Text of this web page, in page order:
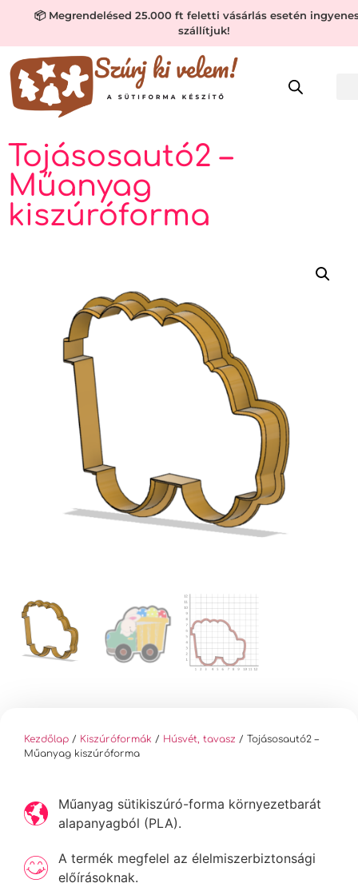
📦 Megrendelésed 25.000 ft feletti vásárlás esetén
szállítjuk!
Tojásosautó2 –
Műanyag
kiszúróforma
Kezdőlap / Kiszúróformák / Húsvét, tavasz / Tojásosautó2 –
Műanyag kiszúróforma
Műanyag sütikiszúró-forma környezetbarát
alapanyagból (PLA).
A termék megfelel az élelmiszerbiztonsági
előírásoknak.